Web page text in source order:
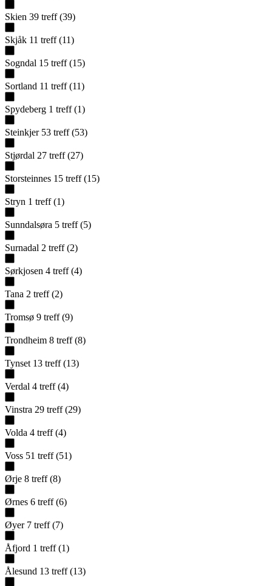
Skien 39 treff (39)
Skjåk 11 treff (11)
Sogndal 15 treff (15)
Sortland 11 treff (11)
Spydeberg 1 treff (1)
Steinkjer 53 treff (53)
Stjørdal 27 treff (27)
Storsteinnes 15 treff (15)
Stryn 1 treff (1)
Sunndalsøra 5 treff (5)
Surnadal 2 treff (2)
Sørkjosen 4 treff (4)
Tana 2 treff (2)
Tromsø 9 treff (9)
Trondheim 8 treff (8)
Tynset 13 treff (13)
Verdal 4 treff (4)
Vinstra 29 treff (29)
Volda 4 treff (4)
Voss 51 treff (51)
Ørje 8 treff (8)
Ørnes 6 treff (6)
Øyer 7 treff (7)
Åfjord 1 treff (1)
Ålesund 13 treff (13)